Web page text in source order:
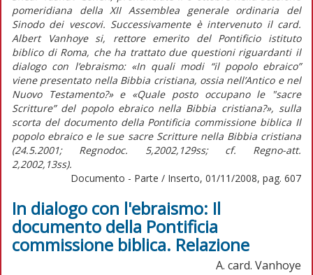
pomeridiana della XII Assemblea generale ordinaria del
Sinodo dei vescovi. Successivamente è intervenuto il card.
Albert Vanhoye si, rettore emerito del Pontificio istituto
biblico di Roma, che ha trattato due questioni riguardanti il
dialogo con l’ebraismo: «In quali modi “il popolo ebraico”
viene presentato nella Bibbia cristiana, ossia nell’Antico e nel
Nuovo Testamento?» e «Quale posto occupano le "sacre
Scritture” del popolo ebraico nella Bibbia cristiana?», sulla
scorta del documento della Pontificia commissione biblica Il
popolo ebraico e le sue sacre Scritture nella Bibbia cristiana
(24.5.2001; Regnodoc. 5,2002,129ss; cf. Regno-att.
2,2002,13ss).
Documento - Parte / Inserto, 01/11/2008, pag. 607
In dialogo con l'ebraismo: Il
documento della Pontificia
commissione biblica. Relazione
A. card. Vanhoye